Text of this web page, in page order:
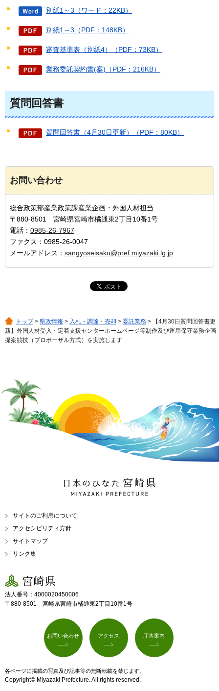
別紙1～3（ワード：22KB）
別紙1～3（PDF：148KB）
審査基準表（別紙4）（PDF：73KB）
業務委託契約書(案)（PDF：216KB）
質問回答書
質問回答書（4月30日更新）（PDF：80KB）
お問い合わせ
総合政策部産業政策課産業企画・外国人材担当
〒880-8501 宮崎県宮崎市橘通東2丁目10番1号
電話： 0985-26-7967
ファクス：0985-26-0047
メールアドレス： sangyoseisaku@pref.miyazaki.lg.jp
トップ> 県政情報 > 入札・調達・売却 > 委託業務 > 【4月30日質問回答書更
新】外国人材受入・定着支援センターホームページ等制作及び運用保守業務企画
提案競技（プロポーザル方式）を実施します
日本のひなた 宮崎県
MIYAZAKI PREFECTURE
サイトのご利用について
アクセシビリティ方針
サイトマップ
リンク集
宮崎県
法人番号：4000020450006
〒880-8501 宮崎県宮崎市橘通東2丁目10番1号
お問い合わせ アクセス 庁舎案内
各ページに掲載の写真及び記事等の無断転載を禁じます。
Copyright© Miyazaki Prefecture. All rights reserved.